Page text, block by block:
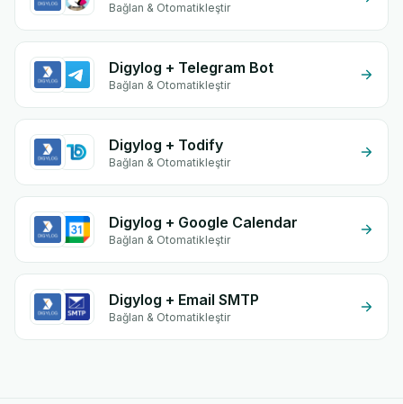
Bağlan & Otomatikleştir
Digylog + Telegram Bot
Bağlan & Otomatikleştir
Digylog + Todify
Bağlan & Otomatikleştir
Digylog + Google Calendar
Bağlan & Otomatikleştir
Digylog + Email SMTP
Bağlan & Otomatikleştir